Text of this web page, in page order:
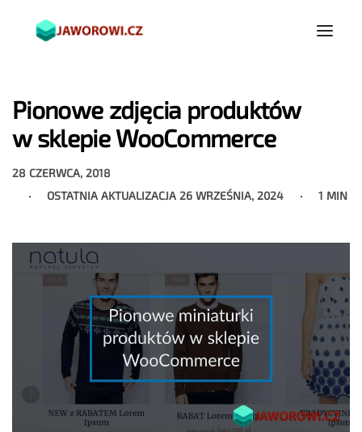
Pionowe zdjęcia produktów
w sklepie WooCommerce
28 CZERWCA, 2018
OSTATNIA AKTUALIZACJA 26 WRZEŚNIA, 2024 1 MIN